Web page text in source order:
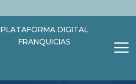
PLATAFORMA DIGITAL
FRANQUICIAS